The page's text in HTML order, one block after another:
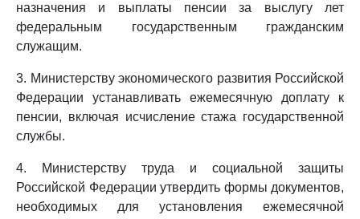
назначения и выплаты пенсии за выслугу лет
федеральным государственным гражданским
служащим.
3. Министерству экономического развития Российской
Федерации устанавливать ежемесячную доплату к
пенсии, включая исчисление стажа государственной
службы.
4. Министерству труда и социальной защиты
Российской Федерации утвердить формы документов,
необходимых для установления ежемесячной